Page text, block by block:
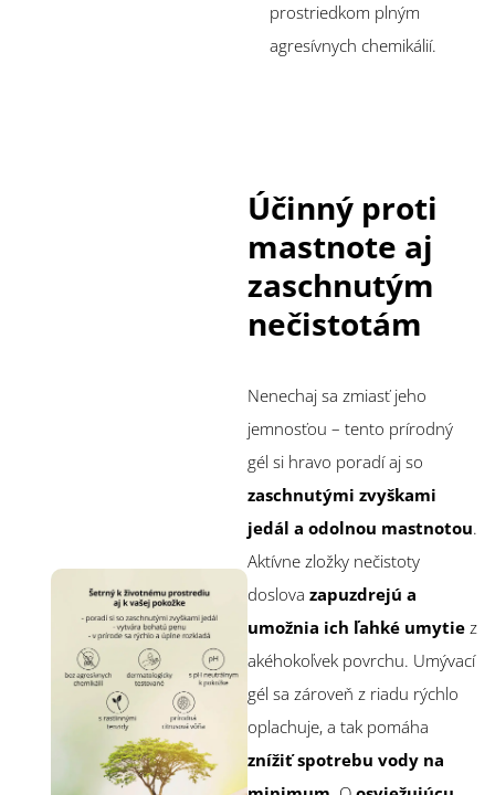
prostriedkom plným
agresívnych chemikálií.
Účinný proti
mastnote aj
zaschnutým
nečistotám
Nenechaj sa zmiasť jeho
jemnosťou – tento prírodný
gél si hravo poradí aj so
zaschnutými zvyškami
jedál a odolnou mastnotou.
Aktívne zložky nečistoty
doslova zapuzdrejú a
umožnia ich ľahké umytie z
akéhokoľvek povrchu. Umývací
gél sa zároveň z riadu rýchlo
oplachuje, a tak pomáha
znížiť spotrebu vody na